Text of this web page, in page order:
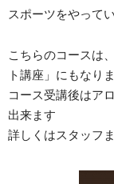
スポーツをやって
こちらのコースは
ト講座」にもなり
コース受講後はア
出来ます
詳しくはスタッフ